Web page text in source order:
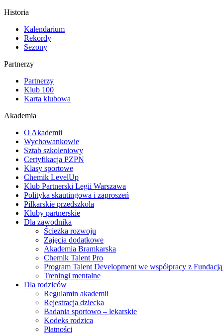
Historia
Kalendarium
Rekordy
Sezony
Partnerzy
Partnerzy
Klub 100
Karta klubowa
Akademia
O Akademii
Wychowankowie
Sztab szkoleniowy
Certyfikacja PZPN
Klasy sportowe
Chemik LevelUp
Klub Partnerski Legii Warszawa
Polityka skautingowa i zaproszeń
Piłkarskie przedszkola
Kluby partnerskie
Dla zawodnika
Ścieżka rozwoju
Zajęcia dodatkowe
Akademia Bramkarska
Chemik Talent Pro
Program Talent Development we współpracy z
Treningi mentalne
Dla rodziców
Regulamin akademii
Rejestracja dziecka
Badania sportowo – lekarskie
Kodeks rodzica
Płatności